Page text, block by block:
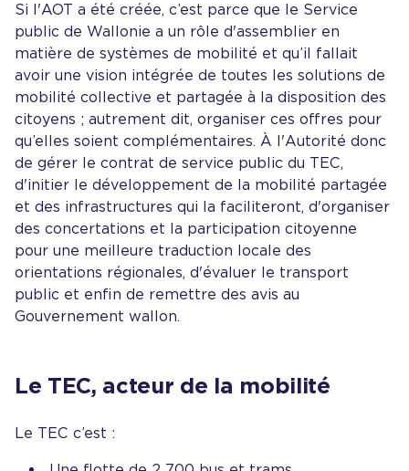
Si l'AOT a été créée, c’est parce que le Service
public de Wallonie a un rôle d'assemblier en
matière de systèmes de mobilité et qu’il fallait
avoir une vision intégrée de toutes les solutions de
mobilité collective et partagée à la disposition des
citoyens ; autrement dit, organiser ces offres pour
qu’elles soient complémentaires. À l'Autorité donc
de gérer le contrat de service public du TEC,
d'initier le développement de la mobilité partagée
et des infrastructures qui la faciliteront, d'organiser
des concertations et la participation citoyenne
pour une meilleure traduction locale des
orientations régionales, d'évaluer le transport
public et enfin de remettre des avis au
Gouvernement wallon.
Le TEC, acteur de la mobilité
Le TEC c’est :